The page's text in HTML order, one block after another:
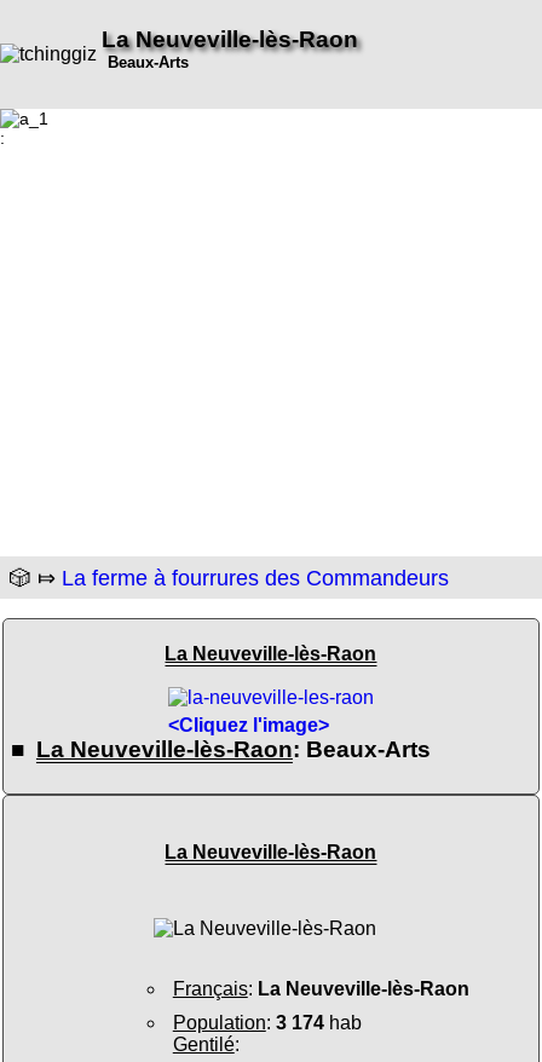
La Neuveville-lès-Raon
Beaux-Arts
:
🎲 ⤇ La ferme à fourrures des Commandeurs
La Neuveville-lès-Raon
<Cliquez l'image>
■ La Neuveville-lès-Raon: Beaux-Arts
La Neuveville-lès-Raon
Français: La Neuveville-lès-Raon
Population: 3 174hab
Gentilé: